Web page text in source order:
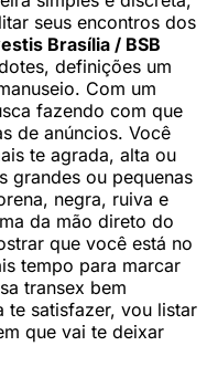
seus encontros dos
Brasília / BSB
definições um
Com um
fazendo com que
de anúncios. Você
te agrada, alta ou
grandes ou pequenas
negra, ruiva e
da mão direto do
que você está no
tempo para marcar
transex bem
te satisfazer, vou listar
que vai te deixar